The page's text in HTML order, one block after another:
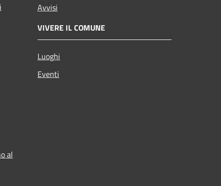
Avvisi
VIVERE IL COMUNE
Luoghi
Eventi
al